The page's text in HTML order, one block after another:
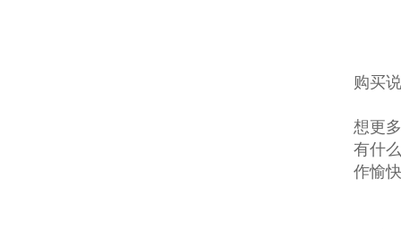
购买
想更
有什
作愉